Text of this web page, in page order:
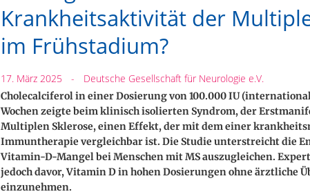
Krankheitsaktivität der
im Frühstadium?
17. März 2025 - Deutsche Gesellschaft für Neurologie e.V.
Cholecalciferol in einer Dosierung von 100.000 IU
Wochen zeigte beim klinisch isolierten Syndrom, der
Multiplen Sklerose, einen Effekt, der mit dem einer
Immuntherapie vergleichbar ist. Die Studie unterstreicht die
Vitamin-D-Mangel bei Menschen mit MS auszugleichen.
jedoch davor, Vitamin D in hohen Dosierungen ohne ärztliche
einzunehmen.